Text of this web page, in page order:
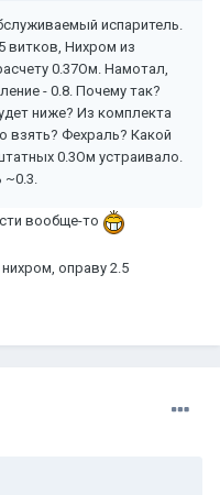
испаритель.
витков, Нихром из
0.37Ом. Намотал,
- 0.8. Почему так?
ниже? Из комплекта
взять? Фехраль? Какой
0.3Ом устраивало.
~0.3.
вообще-то
оправу 2.5